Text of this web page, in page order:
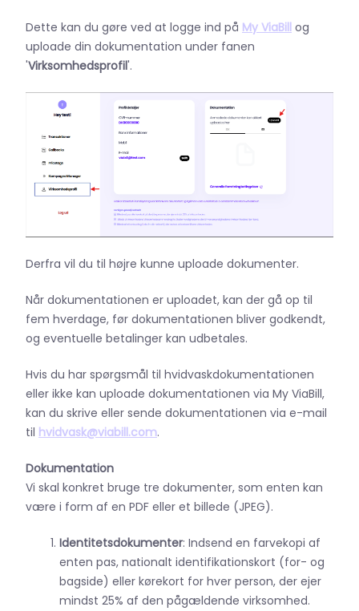
Dette kan du gøre ved at logge ind på My ViaBill og
uploade din dokumentation under fanen
'Virksomhedsprofil'.
Derfra vil du til højre kunne uploade dokumenter.
Når dokumentationen er uploadet, kan der gå op til
fem hverdage, før dokumentationen bliver godkendt,
og eventuelle betalinger kan udbetales.
Hvis du har spørgsmål til hvidvaskdokumentationen
eller ikke kan uploade dokumentationen via My ViaBill,
kan du skrive eller sende dokumentationen via e-mail
til hvidvask@viabill.com.
Dokumentation
Vi skal konkret bruge tre dokumenter, som enten kan
være i form af en PDF eller et billede (JPEG).
Identitetsdokumenter: Indsend en farvekopi af
enten pas, nationalt identifikationskort (for- og
bagside) eller kørekort for hver person, der ejer
mindst 25% af den pågældende virksomhed.